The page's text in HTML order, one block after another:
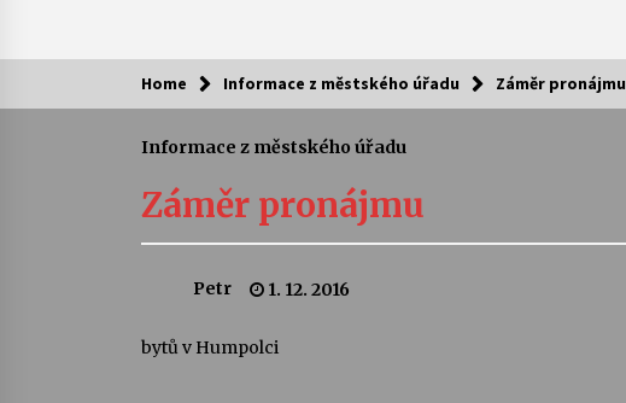
Kam za kulturou?
Camerata a Sukuba Ensemble
4. 8. 2026
Pozvánka na integrační festival
Quijotova šedesátka: 28. 7.–1. 8.
Home Informace z městského úřadu Záměr pronájmu
Informace z městského úřadu
Záměr pronájmu
Petr 1. 12. 2016
bytů v Humpolci